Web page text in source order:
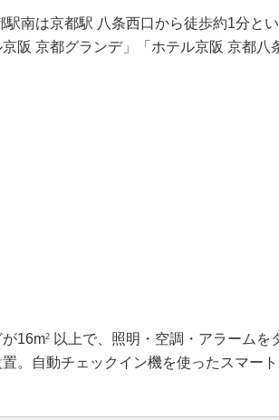
南は京都駅 八条西口から徒歩約1分と
阪 京都グランデ」「ホテル京阪 京都八
16m2
以上で、照明・空調・アラームを
。自動チェックイン機を使ったスマー